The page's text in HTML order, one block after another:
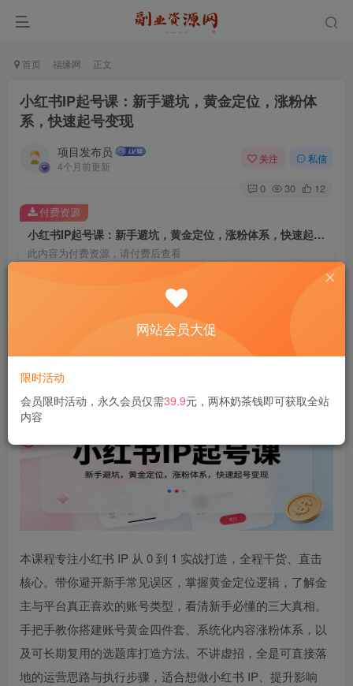
首页 福缘网 正文
小红书IP起号课：新手避坑，黄金定位，涨粉体
系，快速起号变现
项目发布员
4个月前更新
关注 私信
0 30 12
小红书IP起号课：新手避坑，黄金定位，涨粉体系，快速起号变现
此内容为付费资源，请付费后查看
￥4
付费资源
本课程专注小红书 IP 从 0 到 1 实战打造，全程干货、直击
核心。带你避开新手常见误区，掌握黄金定位逻辑，了解金
主与平台真正喜欢的账号类型，看清新手必懂的三大真相。
手把手教你搭建账号黄金四件套、系统化内容涨粉体系，以
及可长期复用的选题库打造方法。不讲虚招，全是可直接落
地的运营思路与执行步骤，适合想做小红书 IP、提升影响
网站会员大促
限时活动
会员限时活动，永久会员仅需39.9元，两杯奶茶钱即可获取全站
内容